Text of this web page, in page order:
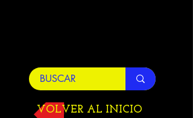
VOLVER AL INICIO